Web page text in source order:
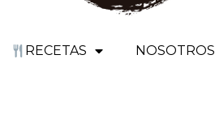
RECETAS NOSOTROS